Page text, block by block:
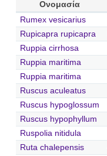
Ονομασία
Rumex vesicarius
Rupicapra rupicapra
Ruppia cirrhosa
Ruppia maritima
Ruppia maritima
Ruscus aculeatus
Ruscus hypoglossum
Ruscus hypophyllum
Ruspolia nitidula
Ruta chalepensis